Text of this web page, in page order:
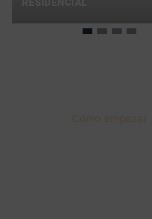
Cómo empezar